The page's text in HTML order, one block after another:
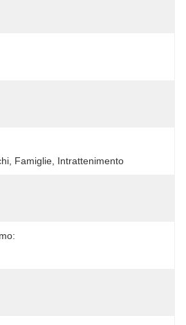
Famiglie, Intrattenimento